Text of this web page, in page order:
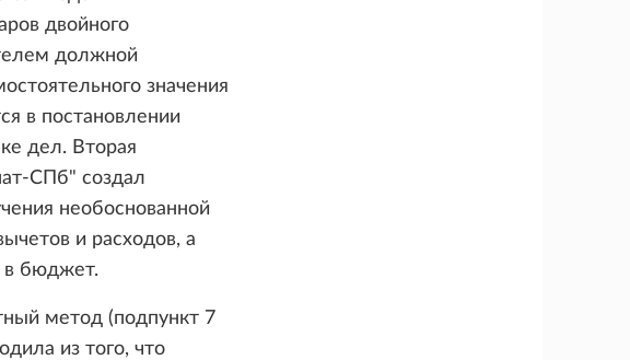
двойного
должной
значения
в постановлении
дел. Вторая
СПб" создал
необоснованной
и расходов, а
в бюджет.
метод (подпункт 7
из того, что